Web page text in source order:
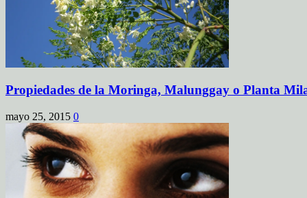
Propiedades de la Moringa, Malunggay o Planta
mayo 25, 2015 0